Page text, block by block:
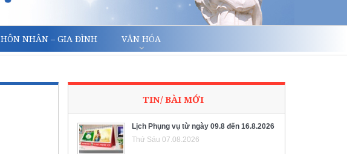
HÔN NHÂN – GIA ĐÌNH VĂN HÓA
TIN/ BÀI MỚI
Lịch Phụng vụ từ ngày 09.8 đến 16.8.2026
Thứ Sáu 07.08.2026